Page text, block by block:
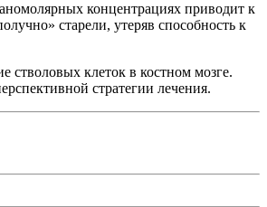
концентрациях приводит к
старели, утеряв способность к
стволовых клеток в костном мозге.
стратегии лечения.